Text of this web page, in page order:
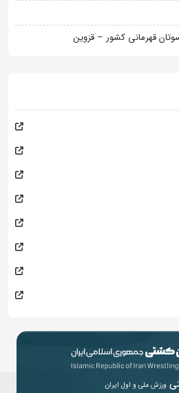
قهرمانی کشور – قزوین
ورزش ملی و اول ایران